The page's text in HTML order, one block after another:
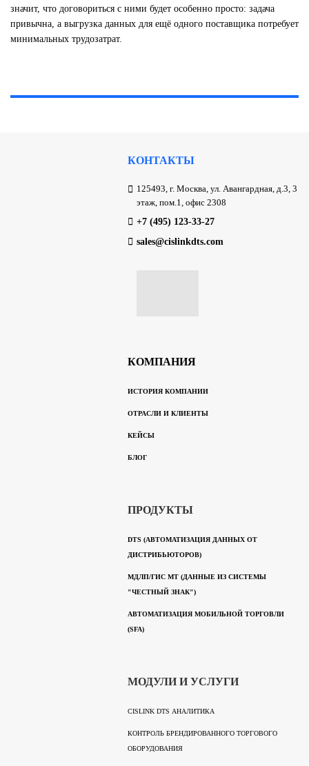
значит, что договориться с ними будет особенно просто: задача
привычна, а выгрузка данных для ещё одного поставщика потребует
минимальных трудозатрат.
КОНТАКТЫ
125493, г. Москва, ул. Авангардная, д.3, 3
этаж, пом.1, офис 2308
+7 (495) 123-33-27
sales@cislinkdts.com
КОМПАНИЯ
ИСТОРИЯ КОМПАНИИ
ОТРАСЛИ И КЛИЕНТЫ
КЕЙСЫ
БЛОГ
ПРОДУКТЫ
DTS (АВТОМАТИЗАЦИЯ ДАННЫХ ОТ
ДИСТРИБЬЮТОРОВ)
МДЛП/ГИС МТ (ДАННЫЕ ИЗ СИСТЕМЫ
"ЧЕСТНЫЙ ЗНАК")
АВТОМАТИЗАЦИЯ МОБИЛЬНОЙ ТОРГОВЛИ
(SFA)
МОДУЛИ И УСЛУГИ
CISLINK DTS АНАЛИТИКА
КОНТРОЛЬ БРЕНДИРОВАННОГО ТОРГОВОГО
ОБОРУДОВАНИЯ